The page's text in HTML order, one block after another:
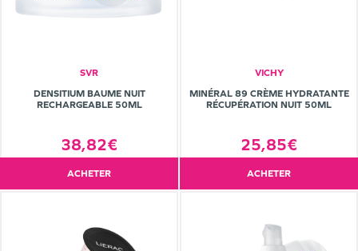
SVR
DENSITIUM BAUME NUIT
RECHARGEABLE 50ML
38,82€
ACHETER
VICHY
MINÉRAL 89 CRÈME HYDRATANTE
RÉCUPÉRATION NUIT 50ML
25,85€
ACHETER